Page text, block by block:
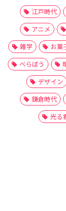
江戸時代
アニメ
雑学
お菓
べらぼう
デザイン
鎌倉時代
光る